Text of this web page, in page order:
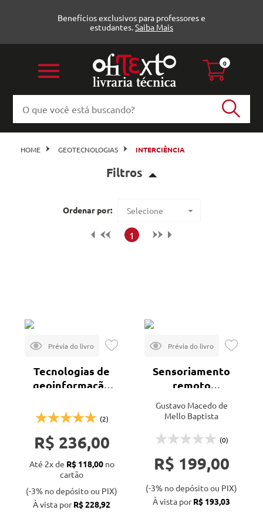
Benefícios exclusivos para professores e
estudantes. Saiba Mais
0
HOME GEOTECNOLOGIAS INTERCIÊNCIA
Filtros
Ordenar por: Selecione
Maior preço
1
Tecnologias de
geoinformação
e planejar o
território urbano
(2)
R$ 236,00
Até 2x de R$ 118,00no
cartão
(-3% no depósito ou PIX)
À vista porR$ 228,92
Sensoriamento
remoto
hiperespectral -
2ª ed.
Gustavo Macedo de
Mello Baptista
(0)
R$ 199,00
(-3% no depósito ou PIX)
À vista porR$ 193,03